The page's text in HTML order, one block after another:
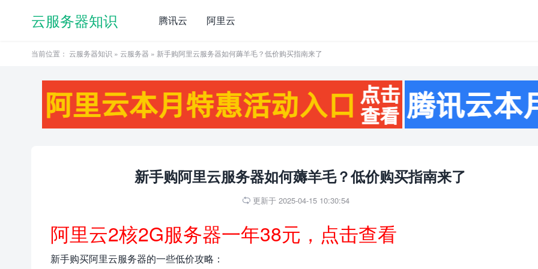
云服务器知识 腾讯云 阿里云
当前位置： 云服务器知识 » 云服务器 » 新手购阿里云服务器如何薅羊毛？低价购买指南来了
新手购阿里云服务器如何薅羊毛？低价购买指南来了
 更新于 2025-04-15 10:30:54
阿里云2核2G服务器一年38元，点击查看
新手购买阿里云服务器的一些低价攻略：